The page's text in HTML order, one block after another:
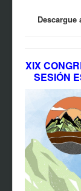
Descargue
XIX
SESIÓN